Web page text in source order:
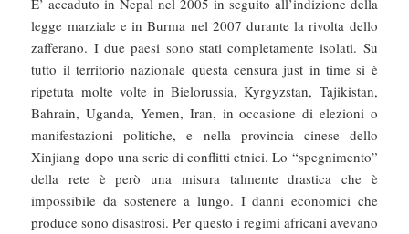
E’ accaduto in Nepal nel 2005 in seguito all’indizione della
legge marziale e in Burma nel 2007 durante la rivolta dello
zafferano. I due paesi sono stati completamente isolati. Su
tutto il territorio nazionale questa censura just in time si è
ripetuta molte volte in Bielorussia, Kyrgyzstan, Tajikistan,
Bahrain, Uganda, Yemen, Iran, in occasione di elezioni o
manifestazioni politiche, e nella provincia cinese dello
Xinjiang dopo una serie di conflitti etnici. Lo “spegnimento”
della rete è però una misura talmente drastica che è
impossibile da sostenere a lungo. I danni economici che
produce sono disastrosi. Per questo i regimi africani avevano